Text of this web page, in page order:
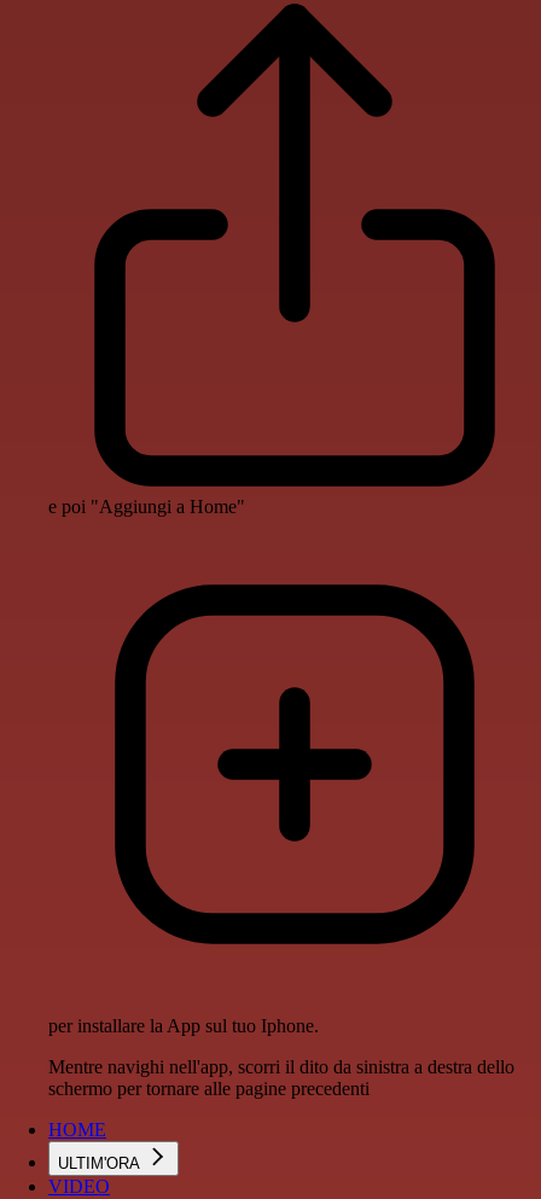
e poi "Aggiungi a Home"
per installare la App sul tuo Iphone.
Mentre navighi nell'app, scorri il dito da sinistra a destra dello
schermo per tornare alle pagine precedenti
HOME
ULTIM'ORA
VIDEO